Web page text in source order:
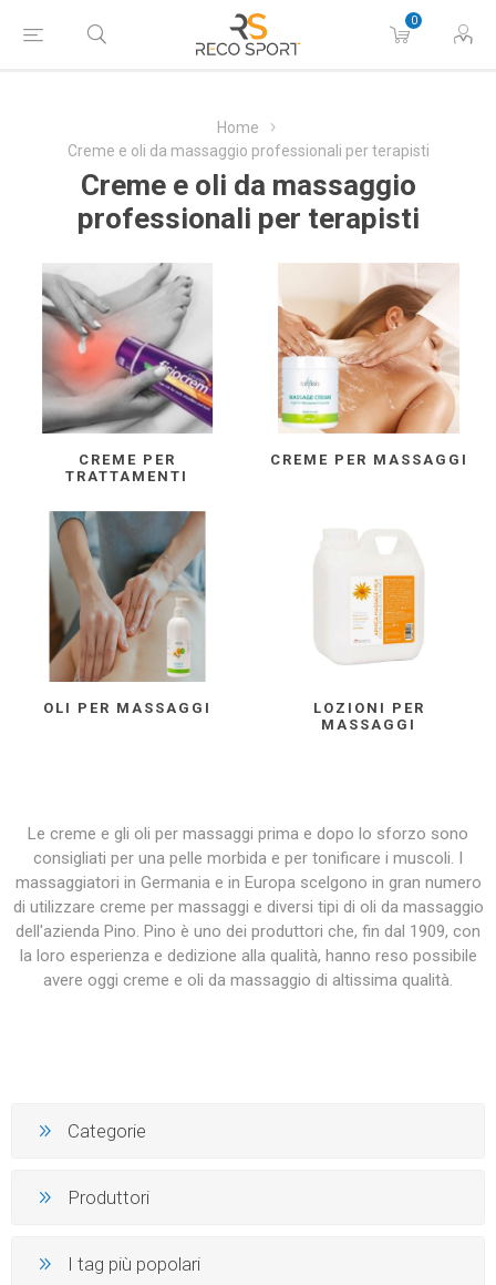
0
Home
Creme e oli da massaggio professionali per terapisti
Creme e oli da massaggio
professionali per terapisti
Le creme e gli oli per massaggi prima e dopo lo sforzo sono
consigliati per una pelle morbida e per tonificare i muscoli. I
massaggiatori in Germania e in Europa scelgono in gran numero
di utilizzare creme per massaggi e diversi tipi di oli da massaggio
dell'azienda Pino. Pino è uno dei produttori che, fin dal 1909, con
la loro esperienza e dedizione alla qualità, hanno reso possibile
avere oggi creme e oli da massaggio di altissima qualità.
CREME PER
TRATTAMENTI
CREME PER MASSAGGI
OLI PER MASSAGGI
LOZIONI PER
MASSAGGI
Categorie
Produttori
I tag più popolari